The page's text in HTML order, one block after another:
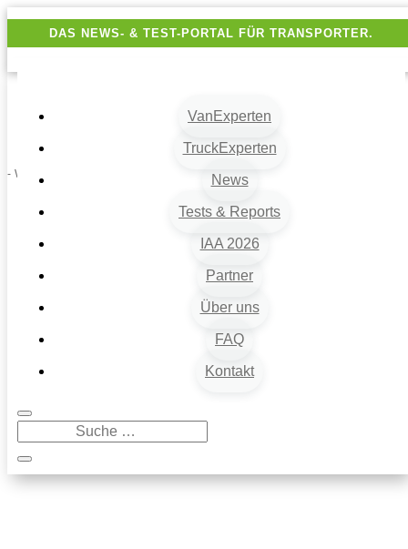
DAS NEWS- & TEST-PORTAL FÜR TRANSPORTER.
VanExperten
TruckExperten
News
Tests & Reports
IAA 2026
Partner
Über uns
FAQ
Kontakt
- Werbung -